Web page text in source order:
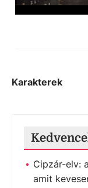
Karakterek
Cipzár-elv:
amit